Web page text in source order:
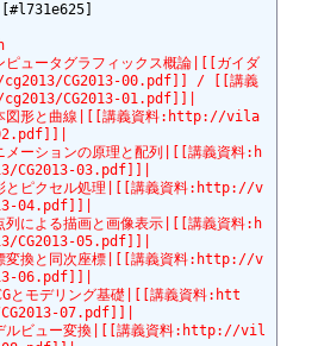
ュータグラフィックス概論|[[ガイダ
CG2013-00.pdf]] / [[講義
CG2013-01.pdf]]|
図形と曲線|[[講義資料:http://vila
ーションの原理と配列|[[講義資料:h
03.pdf]]|
とピクセル処理|[[講義資料:http://v
04.pdf]]|
による描画と画像表示|[[講義資料:h
05.pdf]]|
変換と同次座標|[[講義資料:http://v
06.pdf]]|
とモデリング基礎|[[講義資料:htt
07.pdf]]|
ルビュー変換|[[講義資料:http://vil